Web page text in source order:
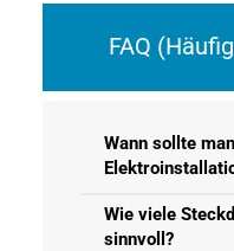
FAQ
Wann sollte
Wie viele
sinnvoll?